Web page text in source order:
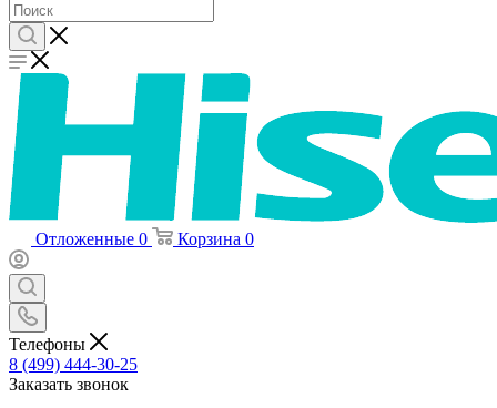
Отложенные 0 Корзина 0
Телефоны
8 (499) 444-30-25
Заказать звонок